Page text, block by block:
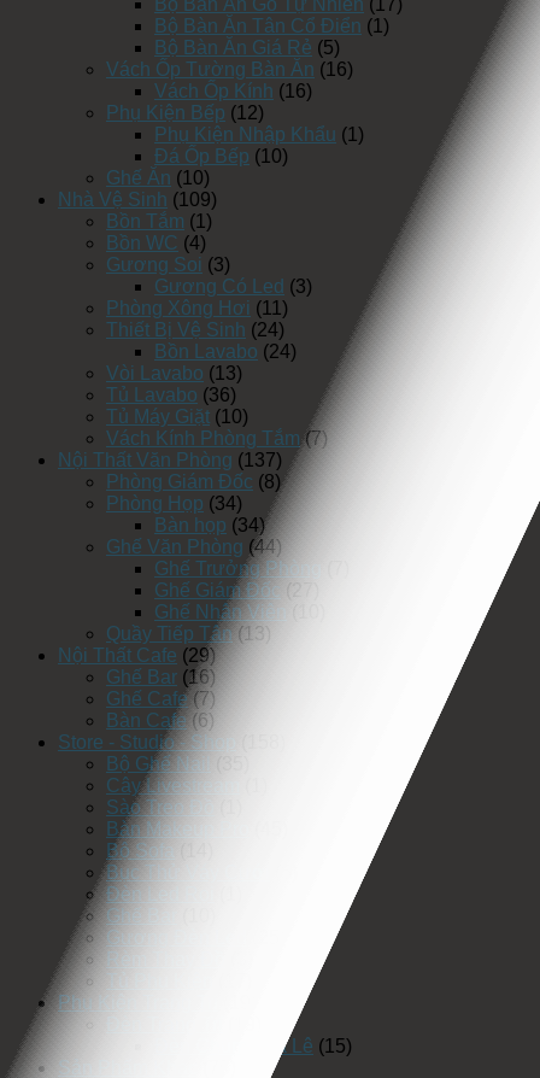
Bộ Bàn Ăn Gỗ Tự Nhiên (17)
Bộ Bàn Ăn Tân Cổ Điển (1)
Bộ Bàn Ăn Giá Rẻ (5)
Vách Ốp Tường Bàn Ăn (16)
Vách Ốp Kính (16)
Phụ Kiện Bếp (12)
Phụ Kiện Nhập Khẩu (1)
Đá Ốp Bếp (10)
Ghế Ăn (10)
Nhà Vệ Sinh (109)
Bồn Tắm (1)
Bồn WC (4)
Gương Soi (3)
Gương Có Led (3)
Phòng Xông Hơi (11)
Thiết Bị Vệ Sinh (24)
Bồn Lavabo (24)
Vòi Lavabo (13)
Tủ Lavabo (36)
Tủ Máy Giặt (10)
Vách Kính Phòng Tắm (7)
Nội Thất Văn Phòng (137)
Phòng Giám Đốc (8)
Phòng Họp (34)
Bàn họp (34)
Ghế Văn Phòng (44)
Ghế Trưởng Phòng
Ghế Giám Đốc
(27)
Ghế Nhân Viên
Quầy Tiếp Tân (13)
Nội Thất Cafe (29)
Ghế Bar (16)
Ghế Cafe (7)
Bàn Cafe (6)
Store - Studio - Shop
Bộ Ghế Nail
Cây Livestream
Sào Treo Đồ
Bàn Makeup Pro
Bộ Sofa
Bục Thử Váy Cưới
Đèn Led Rọi
Ghế Bar
Gương Đèn Led
Phụ Kiện Trang Trí
Đèn Chùm Pha Lê (15)